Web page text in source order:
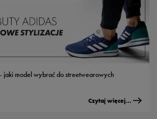
jaki model wybrać do streetwearowych
Czytaj więcej...